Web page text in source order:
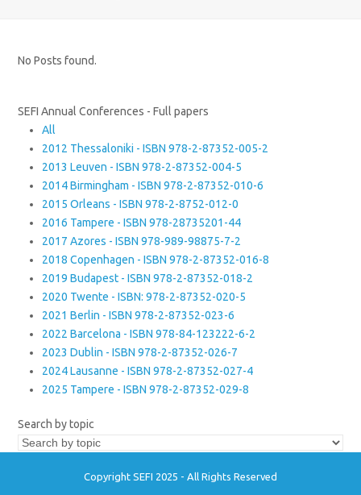
No Posts found.
SEFI Annual Conferences - Full papers
All
2012 Thessaloniki - ISBN 978-2-87352-005-2
2013 Leuven - ISBN 978-2-87352-004-5
2014 Birmingham - ISBN 978-2-87352-010-6
2015 Orleans - ISBN 978-2-8752-012-0
2016 Tampere - ISBN 978-28735201-44
2017 Azores - ISBN 978-989-98875-7-2
2018 Copenhagen - ISBN 978-2-87352-016-8
2019 Budapest - ISBN 978-2-87352-018-2
2020 Twente - ISBN: 978-2-87352-020-5
2021 Berlin - ISBN 978-2-87352-023-6
2022 Barcelona - ISBN 978-84-123222-6-2
2023 Dublin - ISBN 978-2-87352-026-7
2024 Lausanne - ISBN 978-2-87352-027-4
2025 Tampere - ISBN 978-2-87352-029-8
Search by topic
Copyright SEFI 2025 - All Rights Reserved